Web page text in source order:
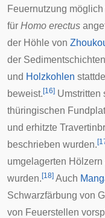
Feuernutzung möglich
für Homo erectus
der Höhle von
der
und Holzkohlen
beweist. [16] Umstritten
thüringischen
und erhitzte
beschrieben wurden. [
umgelagerten
wurden. [18] Auch
Schwarzfärbung von
von Feuerstellen